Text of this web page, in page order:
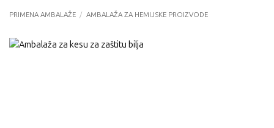
PRIMENA AMBALAŽE / AMBALAŽA ZA HEMIJSKE PROIZVODE